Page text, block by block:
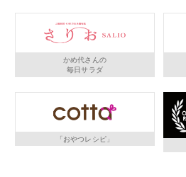
かめ代さんの
毎日サラダ
「おやつレシピ」